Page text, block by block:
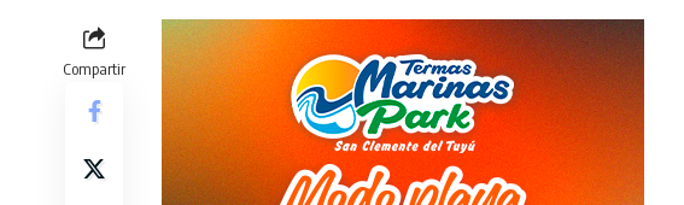
Compartir